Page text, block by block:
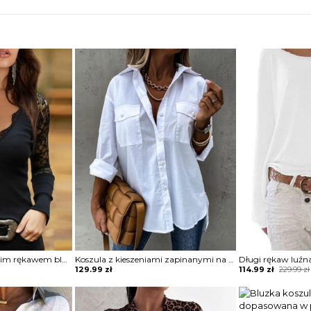
Koronkowy top z długim rękawem bluzka Gerolama Koszula z kieszeniami zapinanymi na guziki bluzka Ritva
129.99 zł 229.99zł
Original
was:
229.99 zł.
114.99 zł
Current
is:
114.99 zł.